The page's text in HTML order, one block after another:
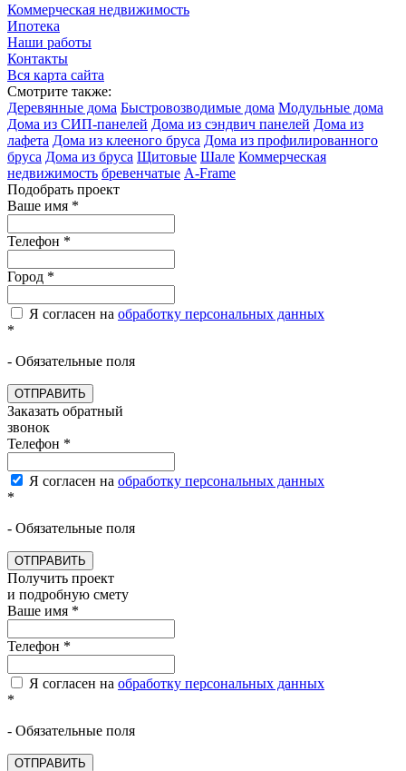
Коммерческая недвижимость
Ипотека
Наши работы
Контакты
Вся карта сайта
Смотрите также:
Деревянные дома Быстровозводимые дома Модульные дома
Дома из СИП-панелей Дома из сэндвич панелей Дома из
лафета Дома из клееного бруса Дома из профилированного
бруса Дома из бруса Щитовые Шале Коммерческая
недвижимость бревенчатые A-Frame
Подобрать проект
Ваше имя *
Телефон *
Город *
Я согласен на обработку персональных данных
*
- Обязательные поля
ОТПРАВИТЬ
Заказать обратный
звонок
Телефон *
Я согласен на обработку персональных данных
*
- Обязательные поля
ОТПРАВИТЬ
Получить проект
и подробную смету
Ваше имя *
Телефон *
Я согласен на обработку персональных данных
*
- Обязательные поля
ОТПРАВИТЬ